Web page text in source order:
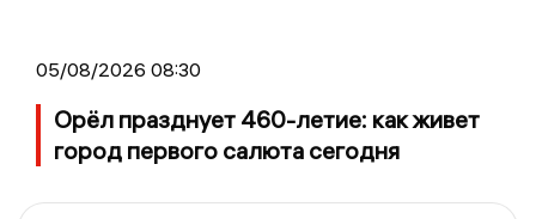
05/08/2026 08:30
Орёл празднует 460-летие: как живет
город первого салюта сегодня